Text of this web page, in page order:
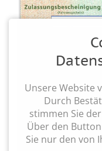
Unsere Website
Durch
stimmen Sie
Über den
Sie nur den von